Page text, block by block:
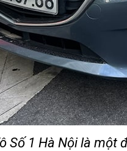
Số 1 Hà Nội là